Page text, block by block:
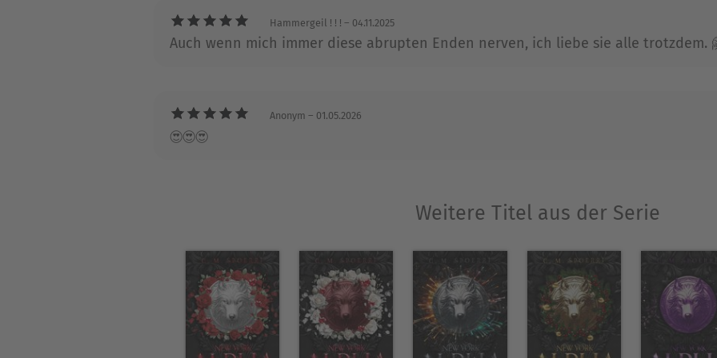
Hammergeil ! ! ! – 04.11.2025
Auch wenn mich immer diese abrupten Enden nerven, ich liebe sie alle trotzdem.
Anonym – 01.05.2026
😍😍😍
Weitere Titel aus der Serie